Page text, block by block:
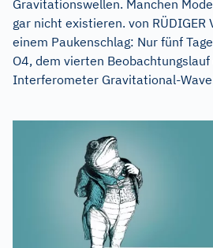
Gravitationswellen. Manchen
gar nicht existieren. von RÜDIGER
einem Paukenschlag: Nur fünf
O4, dem vierten Beobachtungslauf
Interferometer Gravitational-